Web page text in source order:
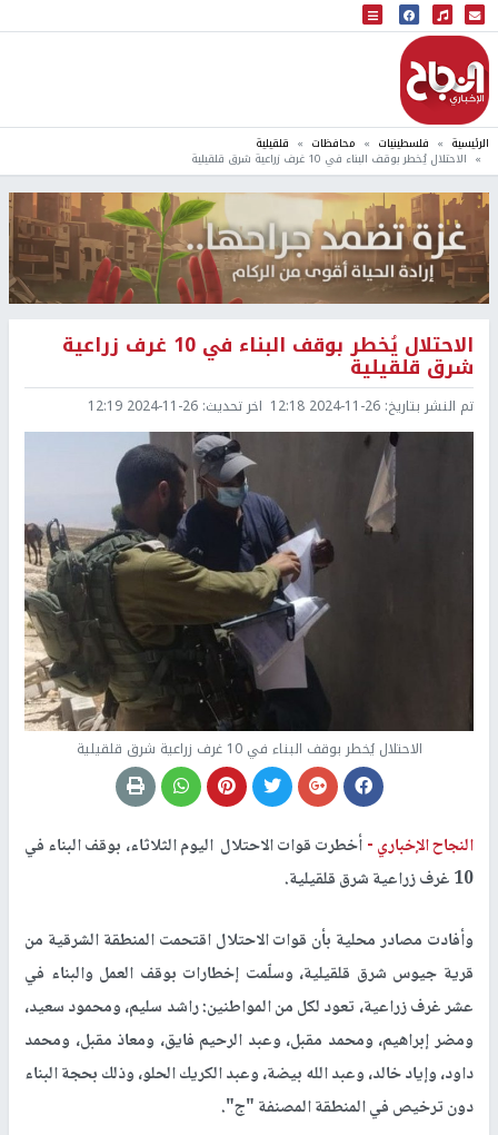
البث المباشر
إذاعة النجاح
الرئيسية فلسطينيات محافظات قلقيلية
الاحتلال يُخطر بوقف البناء في 10 غرف زراعية شرق قلقيلية
الاحتلال يُخطر بوقف البناء في 10 غرف زراعية
شرق قلقيلية
تم النشر بتاريخ: 2024-11-26 12:18 اخر تحديث: 2024-11-26 12:19
الاحتلال يُخطر بوقف البناء في 10 غرف زراعية شرق قلقيلية
النجاح الإخباري -أخطرت قوات الاحتلال اليوم الثلاثاء، بوقف البناء في
10 غرف زراعية شرق قلقيلية.
وأفادت مصادر محلية بأن قوات الاحتلال اقتحمت المنطقة الشرقية من
قرية جيوس شرق قلقيلية، وسلّمت إخطارات بوقف العمل والبناء في
عشر غرف زراعية، تعود لكل من المواطنين: راشد سليم، ومحمود سعيد،
ومضر إبراهيم، ومحمد مقبل، وعبد الرحيم فايق، ومعاذ مقبل، ومحمد
داود، وإياد خالد، وعبد الله بيضة، وعبد الكريك الحلو، وذلك بحجة البناء
دون ترخيص في المنطقة المصنفة "ج".